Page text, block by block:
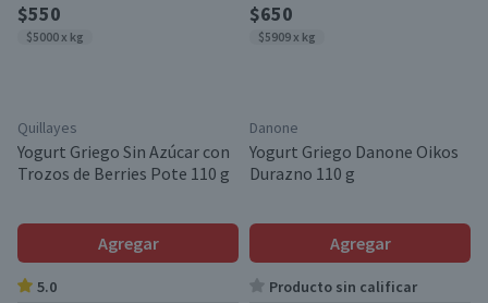
$550
$5000 x kg
Quillayes
Yogurt Griego Sin Azúcar con
Trozos de Berries Pote 110 g
Agregar
5.0
$650
$5909 x kg
Danone
Yogurt Griego Danone Oikos
Durazno 110 g
Agregar
Producto sin calificar